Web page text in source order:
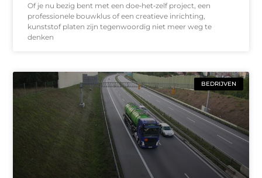
Of je nu bezig bent met een doe‑het‑zelf project, een
professionele bouwklus of een creatieve inrichting,
kunststof platen zijn tegenwoordig niet meer weg te
denken
BEDRIJVEN